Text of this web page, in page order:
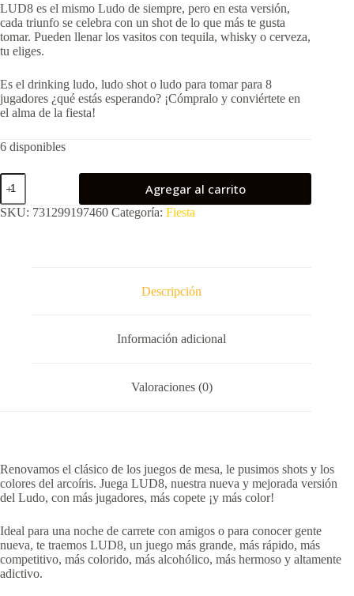
LUD8 es el mismo Ludo de siempre, pero en esta versión,
cada triunfo se celebra con un shot de lo que más te gusta
tomar. Pueden llenar los vasitos con tequila, whisky o cerveza,
tu eliges.
Es el drinking ludo, ludo shot o ludo para tomar para 8
jugadores ¿qué estás esperando? ¡Cómpralo y conviértete en
el alma de la fiesta!
6 disponibles
LUD8
cantidad
Agregar al carrito
SKU: 731299197460 Categoría: Fiesta
Descripción
Información adicional
Valoraciones (0)
Renovamos el clásico de los juegos de mesa, le pusimos shots y los
colores del arcoíris. Juega LUD8, nuestra nueva y mejorada versión
del Ludo, con más jugadores, más copete ¡y más color!
Ideal para una noche de carrete con amigos o para conocer gente
nueva, te traemos LUD8, un juego más grande, más rápido, más
competitivo, más colorido, más alcohólico, más hermoso y altamente
adictivo.